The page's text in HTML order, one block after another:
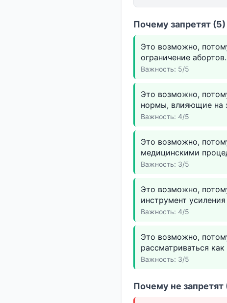
Почему запретят
Это возможно,
ограничение абортов.
Важность: 5/5
Это возможно,
нормы, влияющие на
Важность: 4/5
Это возможно,
медицинскими
Важность: 3/5
Это возможно,
инструмент
Важность: 4/5
Это возможно,
рассматриваться
Важность: 3/5
Почему не